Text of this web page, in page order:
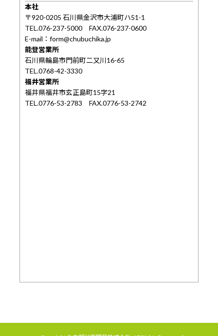
本社
〒920-0205 石川県金沢市大浦町ハ51-1
TEL.076-237-5000 FAX.076-237-0600
E-mail：form@chubuchika.jp
能登営業所
石川県輪島市門前町二又川16-65
TEL.0768-42-3330
福井営業所
福井県福井市玄正島町15字21
TEL.0776-53-2783 FAX.0776-53-2742